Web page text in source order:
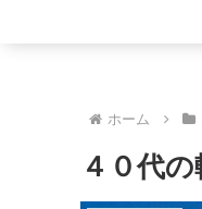
ホーム
４０代